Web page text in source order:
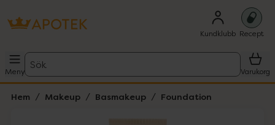
Kundklubb Recept
Meny
Sök
Varukorg
Hem Makeup Basmakeup Foundation